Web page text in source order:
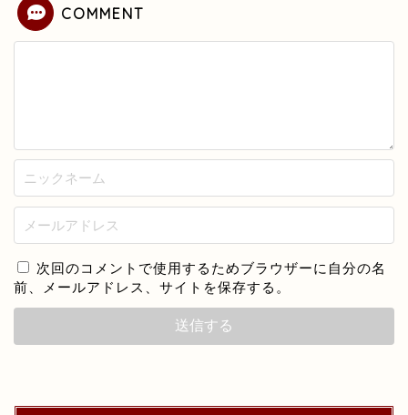
COMMENT
次回のコメントで使用するためブラウザーに自分の名
前、メールアドレス、サイトを保存する。